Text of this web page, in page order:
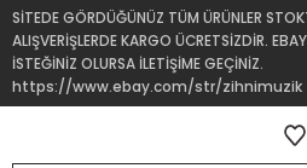
SİTEDE GÖRDÜĞÜNÜZ TÜM ÜRÜNLER
ALIŞVERİŞLERDE KARGO ÜCRETSİZDİR.
İSTEĞİNİZ OLURSA İLETİŞİME GEÇİNİZ.
https://www.ebay.com/str/zihnimuzik